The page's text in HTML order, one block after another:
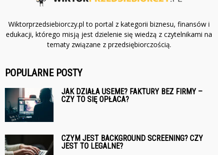
Wiktorprzedsiebiorczy.pl to portal z kategorii biznesu, finansów i
edukacji, którego misją jest dzielenie się wiedzą z czytelnikami na
tematy związane z przedsiębiorczością.
POPULARNE POSTY
JAK DZIAŁA USEME? FAKTURY BEZ FIRMY –
CZY TO SIĘ OPŁACA?
CZYM JEST BACKGROUND SCREENING? CZY
JEST TO LEGALNE?